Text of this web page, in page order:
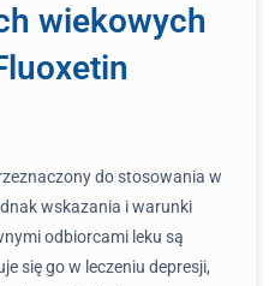
wiekowych
do stosowania w
wskazania i warunki
odbiorcami leku są
się go w leczeniu depresji,